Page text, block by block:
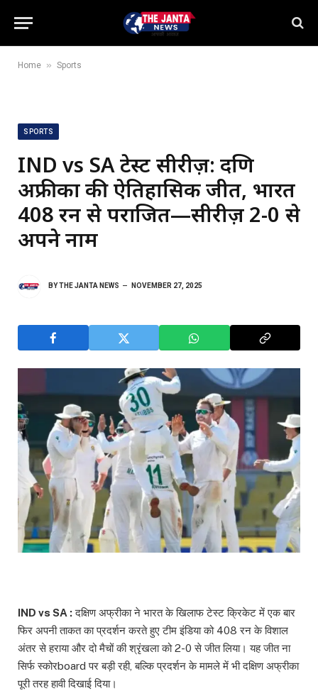
Home » Sports
SPORTS
IND vs SA टेस्ट सीरीज़: दक्षिण
अफ्रीका की ऐतिहासिक जीत, भारत
408 रन से पराजित—सीरीज़ 2-0 से
अपने नाम
BYTHE JANTA NEWS NOVEMBER 27, 2025
IND vs SA :दक्षिण अफ्रीका ने भारत के खिलाफ टेस्ट क्रिकेट में एक बार
फिर अपनी ताकत का प्रदर्शन करते हुए टीम इंडिया को 408 रन के विशाल
अंतर से हराया और दो मैचों की श्रृंखला को 2-0 से जीत लिया। यह जीत ना
सिर्फ स्कोरboard पर बड़ी रही, बल्कि प्रदर्शन के मामले में भी दक्षिण अफ्रीका
पूरी तरह हावी दिखाई दिया।